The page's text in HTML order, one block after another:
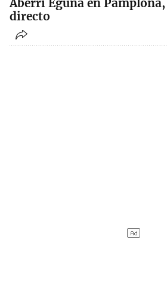
Aberri Eguna en
directo